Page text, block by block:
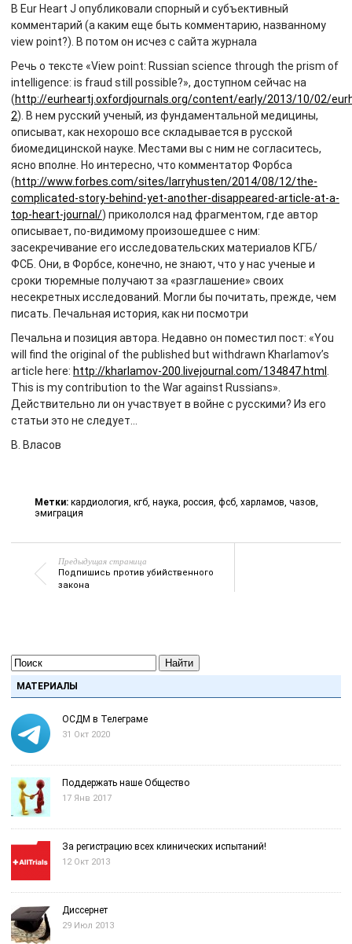
В Eur Heart J опубликовали спорный и субъективный
комментарий (а каким еще быть комментарию, названному
view point?). В потом он исчез с сайта журнала
Речь о тексте «View point: Russian science through the prism of
intelligence: is fraud still possible?», доступном сейчас на
(http://eurheartj.oxfordjournals.org/content/early/2013/10/02/
2). В нем русский ученый, из фундаментальной медицины,
описыват, как нехорошо все складывается в русской
биомедицинской науке. Местами вы с ним не согласитесь,
ясно вполне. Но интересно, что комментатор Форбса
(http://www.forbes.com/sites/larryhusten/2014/08/12/the-
complicated-story-behind-yet-another-disappeared-article-at-a-
top-heart-journal/) прикололся над фрагментом, где автор
описывает, по-видимому произошедшее с ним:
засекречивание его исследовательских материалов КГБ/
ФСБ. Они, в Форбсе, конечно, не знают, что у нас ученые и
сроки тюремные получают за «разглашение» своих
несекретных исследований. Могли бы почитать, прежде, чем
писать. Печальная история, как ни посмотри
Печальна и позиция автора. Недавно он поместил пост: «You
will find the original of the published but withdrawn Kharlamov’s
article here: http://kharlamov-200.livejournal.com/134847.html
This is my contribution to the War against Russians».
Действительно ли он участвует в войне с русскими? Из его
статьи это не следует…
В. Власов
Метки: кардиология, кгб, наука, россия, фсб, харламов, чазов,
эмиграция
Предыдущая страница
Подпишись против убийственного
закона
Найти
МАТЕРИАЛЫ
ОСДМ в Телеграме
31 Окт 2020
Поддержать наше Общество
17 Янв 2017
За регистрацию всех клинических испытаний!
12 Окт 2013
Диссернет
29 Июл 2013